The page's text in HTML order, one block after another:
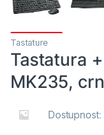
Tastature
Tastatura
MK235,
Dostupnost: